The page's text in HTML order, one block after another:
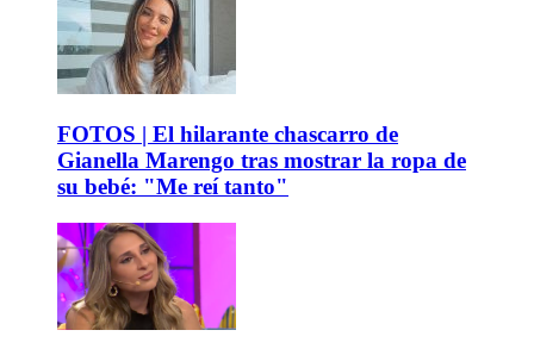
FOTOS | El hilarante chascarro de
Gianella Marengo tras mostrar la ropa de
su bebé: "Me reí tanto"